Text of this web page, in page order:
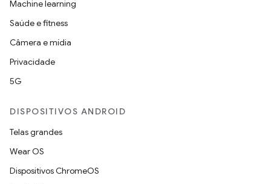
Machine learning
Saúde e fitness
Câmera e mídia
Privacidade
5G
DISPOSITIVOS ANDROID
Telas grandes
Wear OS
Dispositivos ChromeOS